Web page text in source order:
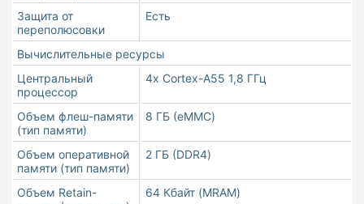
Защита от
переполюсовки
Есть
Вычислительные ресурсы
Центральный
процессор
4х Cortex-А55 1,8 ГГц
Объем флеш-памяти
(тип памяти)
8 ГБ (eMMC)
Объем оперативной
памяти (тип памяти)
2 ГБ (DDR4)
Объем Retain-
64 Кбайт (MRAM)